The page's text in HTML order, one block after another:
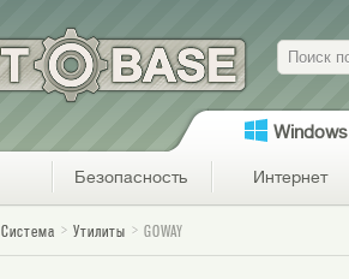
Windows
Безопасность Интернет
Система Утилиты GOWAY